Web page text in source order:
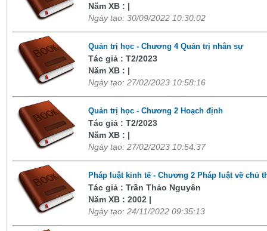
Năm XB : |
Ngày tạo: 30/09/2022 10:30:02
Quản trị học - Chương 4 Quản trị nhân sự
Tác giả : T2/2023
Năm XB : |
Ngày tạo: 27/02/2023 10:58:16
Quản trị học - Chương 2 Hoạch định
Tác giả : T2/2023
Năm XB : |
Ngày tạo: 27/02/2023 10:54:37
Pháp luật kinh tế - Chương 2 Pháp luật về chủ
Tác giả : Trần Thảo Nguyên
Năm XB : 2002 |
Ngày tạo: 24/11/2022 09:35:13